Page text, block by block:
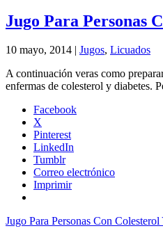
Jugo Para Personas
10 mayo, 2014 | Jugos, Licuados
A continuación veras como
enfermas de colesterol y diabetes.
Facebook
X
Pinterest
LinkedIn
Tumblr
Correo electrónico
Imprimir
Jugo Para Personas Con